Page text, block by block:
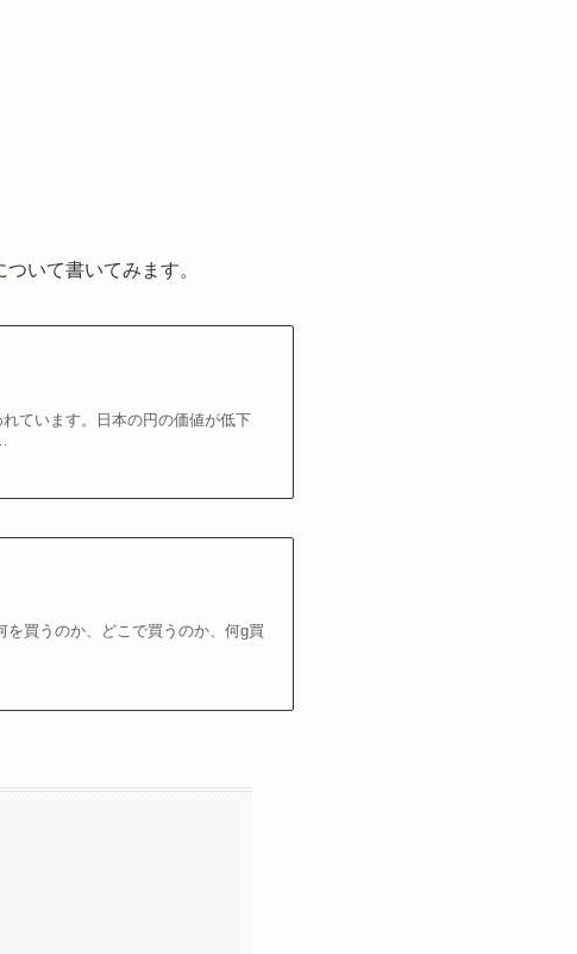
ついて書いてみます。
ています。日本の円の価値が低下
買うのか、どこで買うのか、何g買